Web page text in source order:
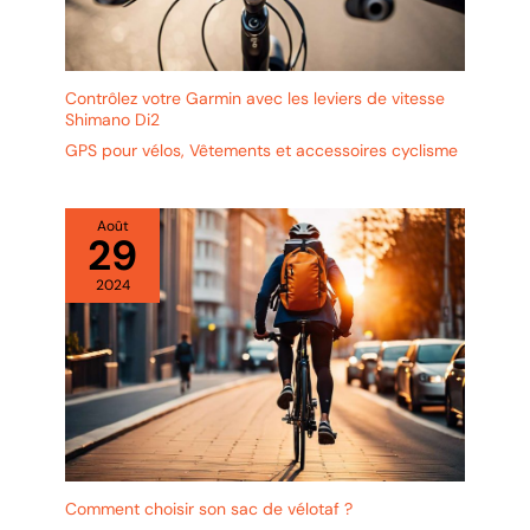
Contrôlez votre Garmin avec les leviers de vitesse
Shimano Di2
GPS pour vélos, Vêtements et accessoires cyclisme
Août
29
2024
Comment choisir son sac de vélotaf ?